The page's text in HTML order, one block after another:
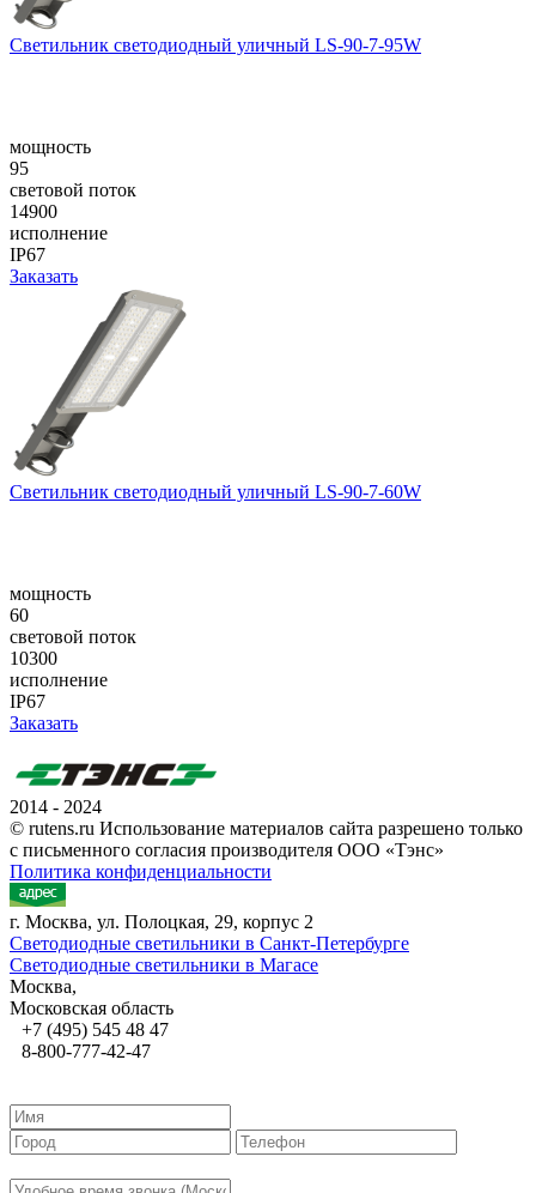
Светильник светодиодный уличный LS-90-7-95W
мощность
95
световой поток
14900
исполнение
IP67
Заказать
Светильник светодиодный уличный LS-90-7-60W
мощность
60
световой поток
10300
исполнение
IP67
Заказать
2014 - 2024
© rutens.ru Использование материалов сайта разрешено только
с письменного согласия производителя ООО «Тэнс»
Политика конфиденциальности
г. Москва, ул. Полоцкая, 29, корпус 2
Светодиодные светильники в Санкт-Петербурге
Светодиодные светильники в Магасе
Москва,
Московская область
+7 (495) 545 48 47
8-800-777-42-47